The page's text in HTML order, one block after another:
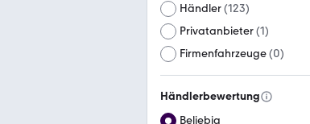
Händler(123)
Privatanbieter(1)
Firmenfahrzeuge(0)
Händlerbewertung
Beliebig